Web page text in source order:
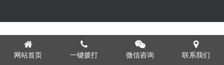
网站首页 一键拨打 微信咨询 联系我们